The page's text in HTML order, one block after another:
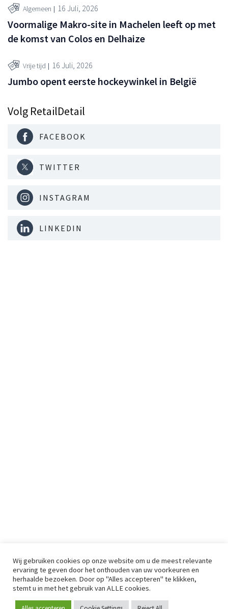
Algemeen 16 Juli, 2026
Voormalige Makro-site in Machelen leeft op met
de komst van Colos en Delhaize
Vrije tijd 16 Juli, 2026
Jumbo opent eerste hockeywinkel in België
Volg RetailDetail
FACEBOOK
TWITTER
INSTAGRAM
LINKEDIN
Wij gebruiken cookies op onze website om u de meest relevante
ervaring te geven door het onthouden van uw voorkeuren en
herhaalde bezoeken. Door op "Alles accepteren" te klikken,
stemt u in met het gebruik van ALLE cookies.